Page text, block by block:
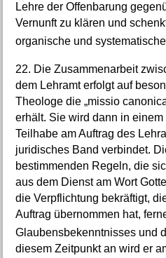
Lehre der Offenbarung
Vernunft zu klären und
organische und
22. Die Zusammenarbeit
dem Lehramt erfolgt auf
Theologe die „missio
erhält. Sie wird dann in
Teilhabe am Auftrag des
juridisches Band verbindet.
bestimmenden Regeln, die
aus dem Dienst am Wort
die Verpflichtung bekräftigt,
Auftrag übernommen hat,
Glaubensbekenntnisses und
diesem Zeitpunkt an wird er